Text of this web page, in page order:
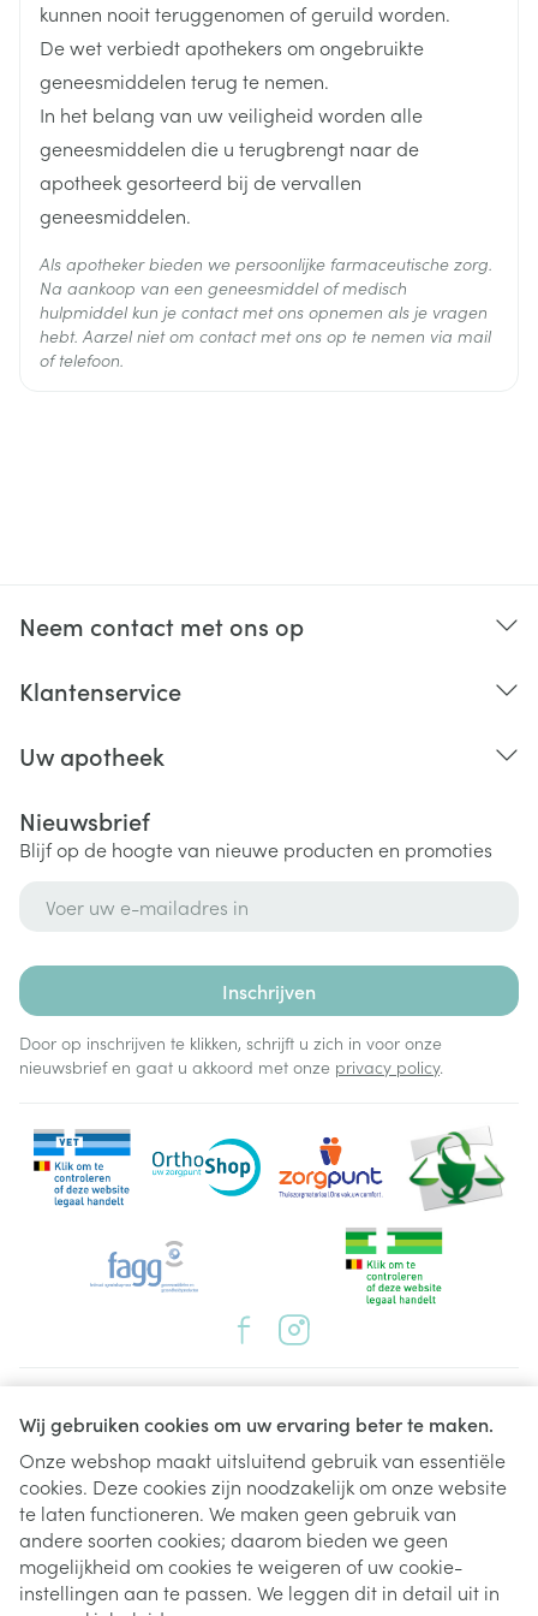
Wij gebruiken cookies om uw ervaring beter te maken.
Onze webshop maakt uitsluitend gebruik van essentiële
cookies. Deze cookies zijn noodzakelijk om onze website
te laten functioneren. We maken geen gebruik van
andere soorten cookies; daarom bieden we geen
mogelijkheid om cookies te weigeren of uw cookie-
instellingen aan te passen. We leggen dit in detail uit in
lupusachtige ziekte (zoals huiduitslag, aangedane
gewrichten en effecten op de bloedcellen). Als u
problemen krijgt met onverwachte of
ongebruikelijke bloedingen of blauwe plekken, dan
kan dit wijzen op een leveraandoening. Raadpleeg
dan zo snel mogelijk uw arts.
diarree
spierpijn
vertering, winderigheid, vaker stoelgang,
maaglast
gewrichtspijn, rugpijn, krampen in de benen
pijn in de armen en benen
ongewone zwakte, vermoeid of onwel gevoel
stijgingen in bepaalde bloedwaarden voor de lever-
spierzwakte veroorzaakt, in sommige gevallen in
spieren die worden gebruikt bij de ademhaling),
oculaire myasthenie (een ziekte die oogspierzwakte
Ingrediënten
Behoud Kamertemperatuur (15°C - 25°C)
kunnen nooit teruggenomen of geruild worden.
De wet verbiedt apothekers om ongebruikte
geneesmiddelen terug te nemen.
In het belang van uw veiligheid worden alle
geneesmiddelen die u terugbrengt naar de
apotheek gesorteerd bij de vervallen
geneesmiddelen.
Als apotheker bieden we persoonlijke farmaceutische zorg.
Na aankoop van een geneesmiddel of medisch
hulpmiddel kun je contact met ons opnemen als je vragen
hebt. Aarzel niet om contact met ons op te nemen via mail
of telefoon.
Neem contact met ons op
Klantenservice
Uw apotheek
Nieuwsbrief
Blijf op de hoogte van nieuwe producten en promoties
Inschrijven
Door op inschrijven te klikken, schrijft u zich in voor onze
nieuwsbrief en gaat u akkoord met onze privacy policy.
Juridische links